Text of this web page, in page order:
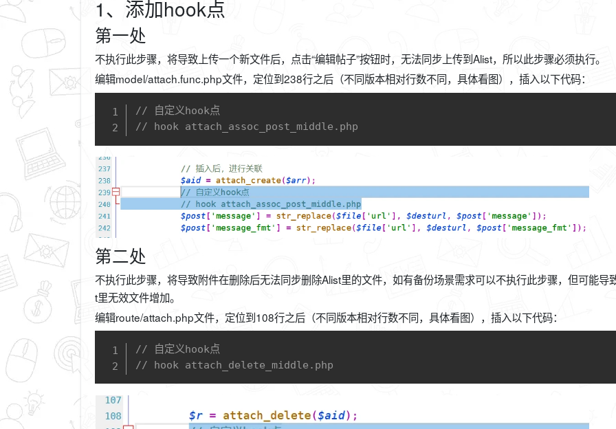
1、添加hook点
第一处
不执行此步骤，将导致上传一个新文件后，点击“编辑帖子”按钮时，无法同步上传到Alist，所以此步骤必须执行。
编辑model/attach.func.php文件，定位到238行之后（不同版本相对行数不同，具体看图），插入以下代码：
// 自定义hook点
// hook attach_assoc_post_middle.php
第二处
不执行此步骤，将导致附件在删除后无法同步删除Alist里的文件，如有备份场景需求可以不执行此步骤，但可能导
t里无效文件增加。
编辑route/attach.php文件，定位到108行之后（不同版本相对行数不同，具体看图），插入以下代码：
// 自定义hook点
// hook attach_delete_middle.php